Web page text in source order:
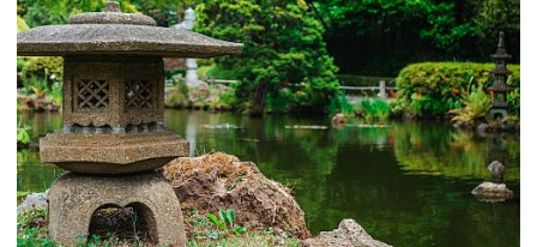
v
i
g
á
c
i
ó